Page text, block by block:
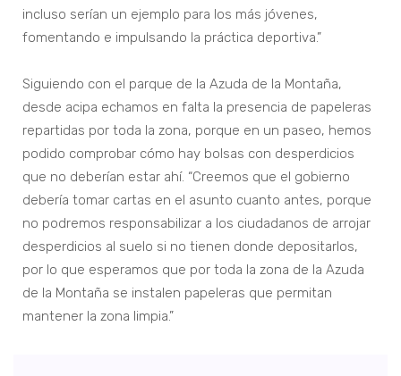
incluso serían un ejemplo para los más jóvenes,
fomentando e impulsando la práctica deportiva.”
Siguiendo con el parque de la Azuda de la Montaña,
desde acipa echamos en falta la presencia de papeleras
repartidas por toda la zona, porque en un paseo, hemos
podido comprobar cómo hay bolsas con desperdicios
que no deberían estar ahí. “Creemos que el gobierno
debería tomar cartas en el asunto cuanto antes, porque
no podremos responsabilizar a los ciudadanos de arrojar
desperdicios al suelo si no tienen donde depositarlos,
por lo que esperamos que por toda la zona de la Azuda
de la Montaña se instalen papeleras que permitan
mantener la zona limpia.”